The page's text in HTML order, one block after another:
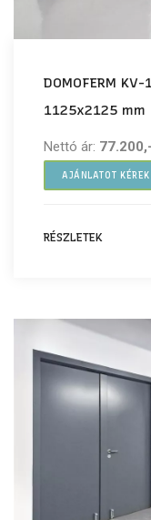
DOMOFERM
1125x2125 mm
Nettó ár: 77.200,-
AJÁNLATOT KÉREK
RÉSZLETEK